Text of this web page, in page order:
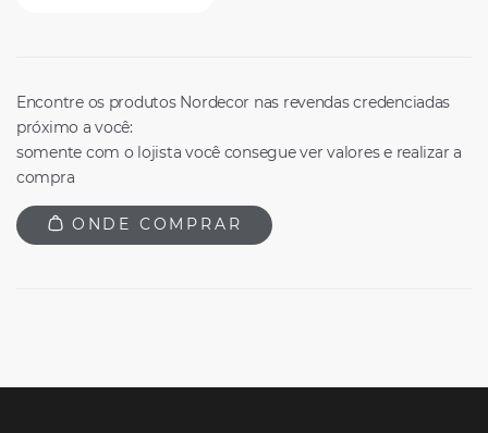
Encontre os produtos Nordecor nas revendas credenciadas
próximo a você:
somente com o lojista você consegue ver valores e realizar a
compra
ONDE COMPRAR